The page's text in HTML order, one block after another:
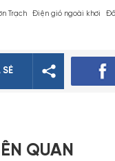
Trạch Điện gió ngoài khơi
SẺ
QUAN